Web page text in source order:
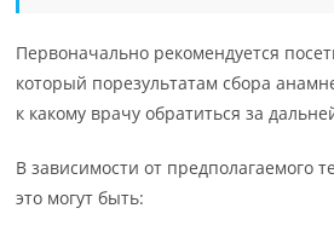
Первоначально рекомендуется
который порезультатам сбора
к какому врачу обратиться за
В зависимости от предполагаемого
это могут быть: